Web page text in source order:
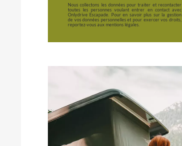
Nous collectons les données pour traiter et recontacter
toutes les personnes voulant entrer en contact avec
Onlydrive Escapade. Pour en savoir plus sur la gestion
de vos données personnelles et pour exercer vos droits,
reportez-vous aux mentions légales.